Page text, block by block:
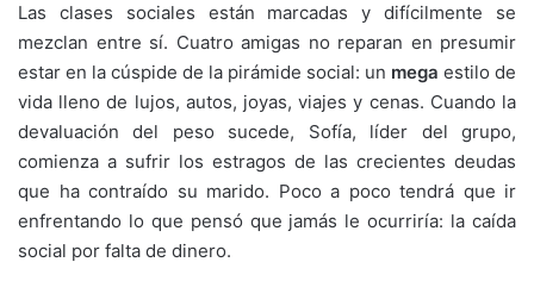
Las clases sociales están marcadas y difícilmente se
mezclan entre sí. Cuatro amigas no reparan en presumir
estar en la cúspide de la pirámide social: un mega estilo de
vida lleno de lujos, autos, joyas, viajes y cenas. Cuando la
devaluación del peso sucede, Sofía, líder del grupo,
comienza a sufrir los estragos de las crecientes deudas
que ha contraído su marido. Poco a poco tendrá que ir
enfrentando lo que pensó que jamás le ocurriría: la caída
social por falta de dinero.